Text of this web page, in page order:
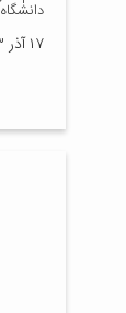
۱۷ آذر ۱۴۰۳